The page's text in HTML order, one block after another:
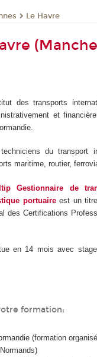
Le Havre
des transports
et
du transport
maritime, routier,
Gestionnaire de
portuaireest un titre
des Certifications
en 14 mois avec
formation:
(formation